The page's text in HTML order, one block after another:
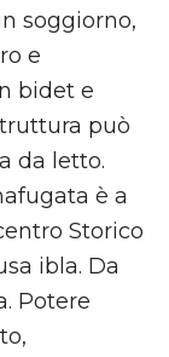
soggiorno,
e
bidet e
può
da letto.
è a
Storico
ibla. Da
Potere